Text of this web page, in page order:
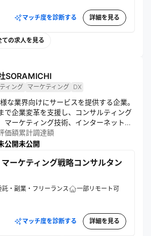
マッチ度を診断する 詳細を見る
の求人を見る
SORAMICHI
ィング マーケティング DX
な業界向けにサービスを提供する企業。
で企業変革を支援し、コンサルティング
マーケティング技術、インターネット広
ーションを展開。GoogleやSalesforceな
として専門性の高いサービスを実現して
価額
公開
累計調達額
未公開
ーケティング戦略コンサルタン
託・副業・フリーランス
一部リモート可
マッチ度を診断する 詳細を見る